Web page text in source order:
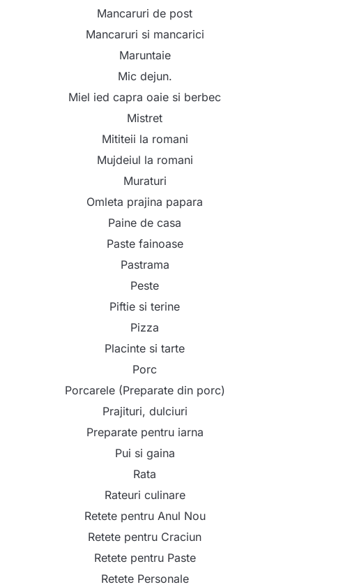
Mancaruri de post
Mancaruri si mancarici
Maruntaie
Mic dejun.
Miel ied capra oaie si berbec
Mistret
Mititeii la romani
Mujdeiul la romani
Muraturi
Omleta prajina papara
Paine de casa
Paste fainoase
Pastrama
Peste
Piftie si terine
Pizza
Placinte si tarte
Porc
Porcarele (Preparate din porc)
Prajituri, dulciuri
Preparate pentru iarna
Pui si gaina
Rata
Rateuri culinare
Retete pentru Anul Nou
Retete pentru Craciun
Retete pentru Paste
Retete Personale